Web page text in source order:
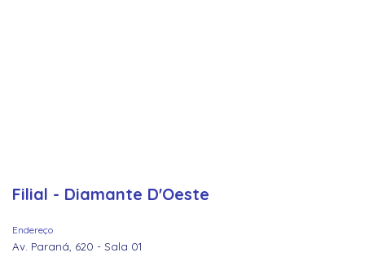
Filial - Diamante D'Oeste
Endereço
Av. Paraná, 620 - Sala 01